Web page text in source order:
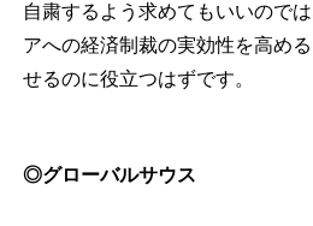
自粛するよう求めてもいいので
アへの経済制裁の実効性を高め
せるのに役立つはずです。
◎グローバルサウス